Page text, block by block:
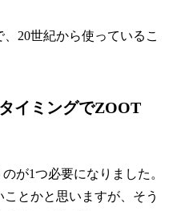
20世紀から使っているこ
イミングでZOOT
が1つ必要になりました。
とかと思いますが、そう